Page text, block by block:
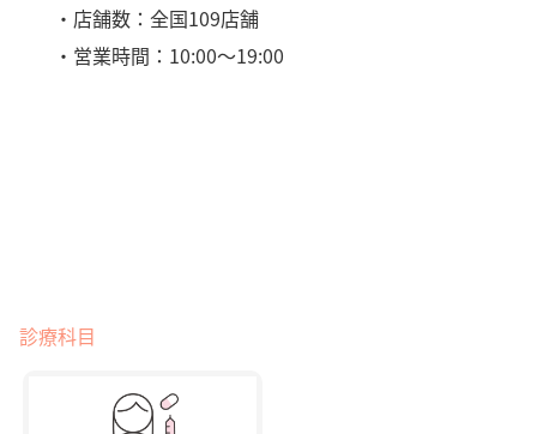
・店舗数：全国109店舗
・営業時間：10:00〜19:00
診療科目